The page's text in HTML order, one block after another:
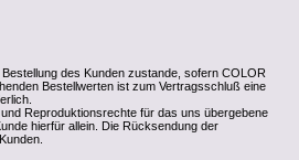
des Kunden zustande, sofern COLOR
Bestellwerten ist zum Vertragsschluß eine
Reproduktionsrechte für das uns übergebene
hierfür allein. Die Rücksendung der